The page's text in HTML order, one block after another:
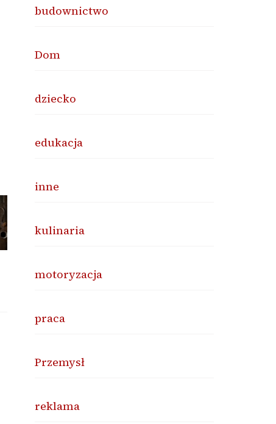
budownictwo
Dom
dziecko
edukacja
inne
kulinaria
motoryzacja
praca
Przemysł
reklama